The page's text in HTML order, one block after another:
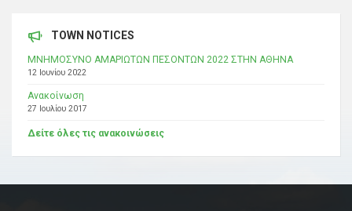
TOWN NOTICES
ΜΝΗΜΟΣΥΝΟ ΑΜΑΡΙΩΤΩΝ ΠΕΣΟΝΤΩΝ 2022 ΣΤΗΝ ΑΘΗΝΑ
12 Ιουνίου 2022
Ανακοίνωση
27 Ιουλίου 2017
Δείτε όλες τις ανακοινώσεις